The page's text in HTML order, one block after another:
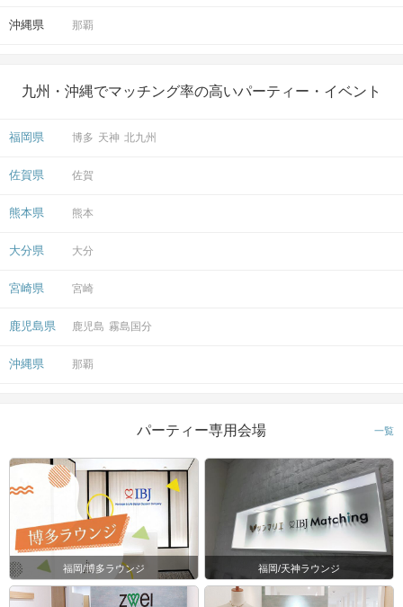
沖縄県 那覇
九州・沖縄でマッチング率の高いパーティー・イベント
福岡県 博多 天神 北九州
佐賀県 佐賀
熊本県 熊本
大分県 大分
宮崎県 宮崎
鹿児島県 鹿児島 霧島国分
沖縄県 那覇
パーティー専用会場 一覧
福岡/博多ラウンジ 福岡/天神ラウンジ